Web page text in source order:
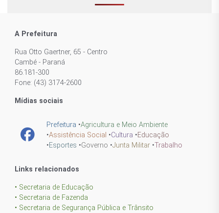
A Prefeitura
Rua Otto Gaertner, 65 - Centro
Cambé - Paraná
86.181-300
Fone: (43) 3174-2600
Mídias sociais
Prefeitura •Agricultura e Meio Ambiente
•Assistência Social •Cultura •Educação
•Esportes •Governo •Junta Militar •Trabalho
Links relacionados
• Secretaria de Educação
• Secretaria de Fazenda
• Secretaria de Segurança Pública e Trânsito